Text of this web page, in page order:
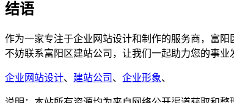
结语
作为一家专注于企业网站设计和制作的服务商，富
不妨联系富阳区建站公司，让我们一起助力您的事业
企业网站设计、 建站公司 、 企业形象、